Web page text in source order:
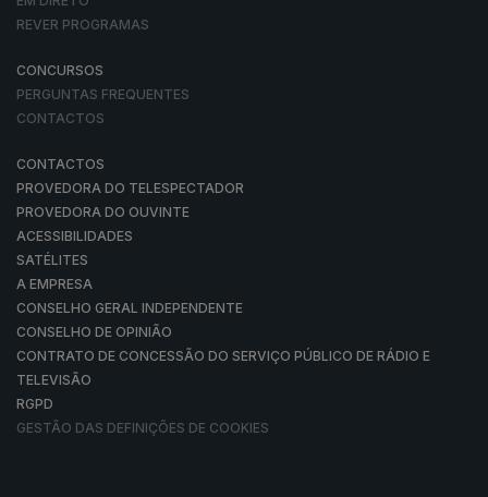
REVER PROGRAMAS
CONCURSOS
PERGUNTAS FREQUENTES
CONTACTOS
CONTACTOS
PROVEDORA DO TELESPECTADOR
PROVEDORA DO OUVINTE
ACESSIBILIDADES
SATÉLITES
A EMPRESA
CONSELHO GERAL INDEPENDENTE
CONSELHO DE OPINIÃO
CONTRATO DE CONCESSÃO DO SERVIÇO PÚBLICO DE RÁDIO E
TELEVISÃO
RGPD
GESTÃO DAS DEFINIÇÕES DE COOKIES